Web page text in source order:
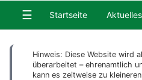
☰ Startseite Aktuelles
Hinweis: Diese Website wird
überarbeitet – ehrenamtlich
kann es zeitweise zu